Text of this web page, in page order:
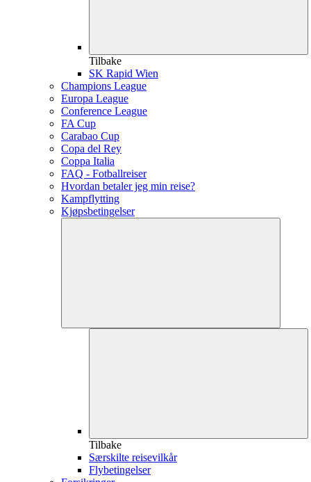
Tilbake
SK Rapid Wien
Champions League
Europa League
Conference League
FA Cup
Carabao Cup
Copa del Rey
Coppa Italia
FAQ - Fotballreiser
Hvordan betaler jeg min reise?
Kampflytting
Kjøpsbetingelser
Tilbake
Særskilte reisevilkår
Flybetingelser